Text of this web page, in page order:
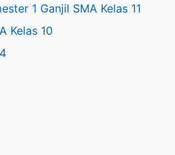
1 Ganjil SMA Kelas 11
Kelas 10